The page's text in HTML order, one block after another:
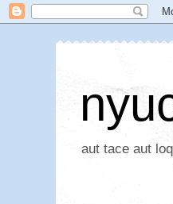
aut tace aut